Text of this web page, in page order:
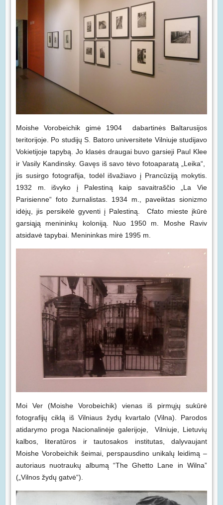
Moishe Vorobeichik gimė 1904 dabartinės Baltarusijos
teritorijoje. Po studijų S. Batoro universitete Vilniuje studijavo
Vokietijoje tapybą. Jo klasės draugai buvo garsieji Paul Klee
ir Vasily Kandinsky. Gavęs iš savo tėvo fotoaparatą „Leika“,
jis susirgo fotografija, todėl išvažiavo į Prancūziją mokytis.
1932 m. išvyko į Palestiną kaip savaitraščio „La Vie
Parisienne“ foto žurnalistas. 1934 m., paveiktas sionizmo
idėjų, jis persikėlė gyventi į Palestiną. Cfato mieste įkūrė
garsiąją menininkų koloniją. Nuo 1950 m. Moshe Raviv
atsidavė tapybai. Menininkas mirė 1995 m.
Moi Ver (Moishe Vorobeichik) vienas iš pirmųjų sukūrė
fotografijų ciklą iš Vilniaus žydų kvartalo (Vilna). Parodos
atidarymo proga Nacionalinėje galerijoje, Vilniuje, Lietuvių
kalbos, literatūros ir tautosakos institutas, dalyvaujant
Moishe Vorobeichik šeimai, perspausdino unikalų leidimą –
autoriaus nuotraukų albumą “The Ghetto Lane in Wilna”
(„Vilnos žydų gatvė“).